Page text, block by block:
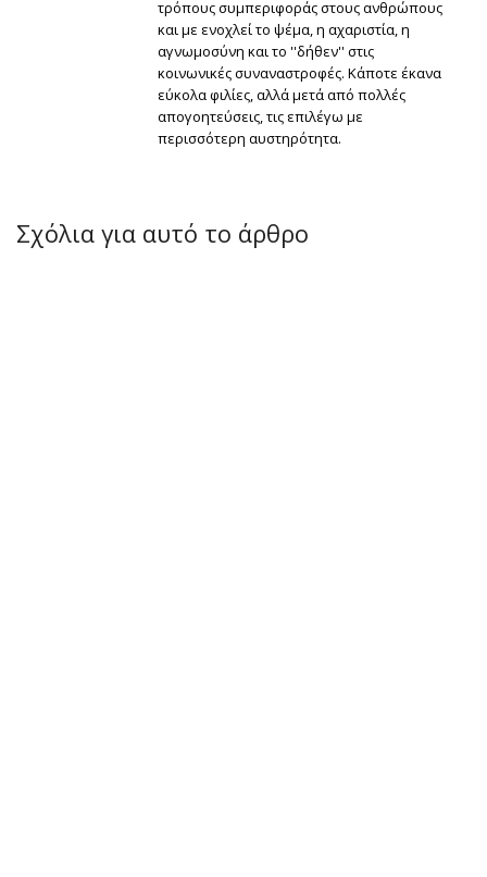
τρόπους συμπεριφοράς στους ανθρώπους
και με ενοχλεί το ψέμα, η αχαριστία, η
αγνωμοσύνη και το ''δήθεν'' στις
κοινωνικές συναναστροφές. Κάποτε έκανα
εύκολα φιλίες, αλλά μετά από πολλές
απογοητεύσεις, τις επιλέγω με
περισσότερη αυστηρότητα.
Σχόλια για αυτό το άρθρο